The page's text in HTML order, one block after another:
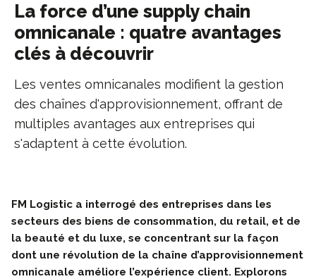
La force d’une supply chain
omnicanale : quatre avantages
clés à découvrir
Les ventes omnicanales modifient la gestion
des chaînes d'approvisionnement, offrant de
multiples avantages aux entreprises qui
s'adaptent à cette évolution.
FM Logistic a interrogé des entreprises dans les
secteurs des biens de consommation, du retail, et de
la beauté et du luxe, se concentrant sur la façon
dont une révolution de la chaîne d’approvisionnement
omnicanale améliore l’expérience client. Explorons